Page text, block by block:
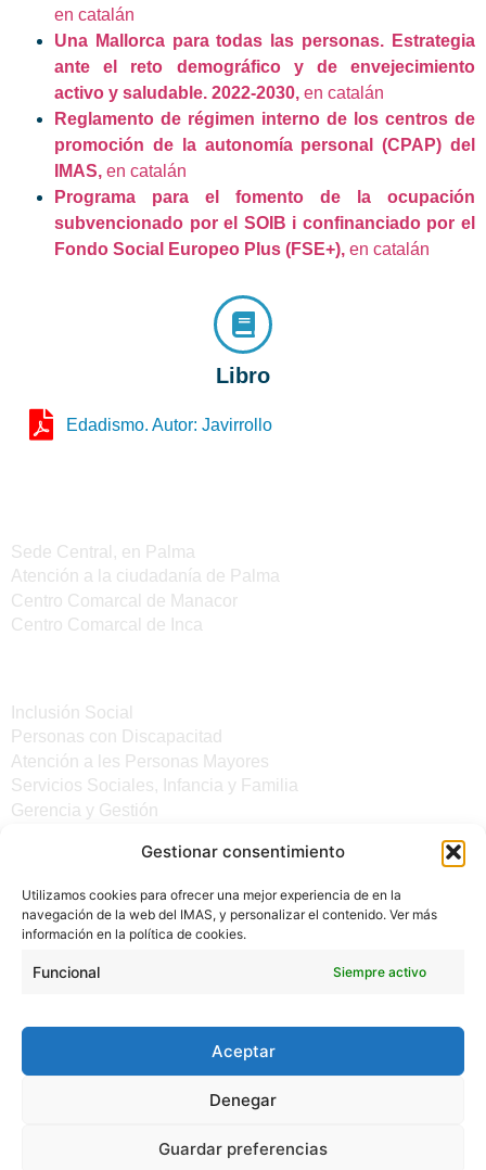
Gestionar consentimiento
Utilizamos cookies para ofrecer una mejor experiencia de en la
navegación de la web del IMAS, y personalizar el contenido. Ver más
información en la política de cookies.
Funcional Siempre activo
Aceptar
Denegar
Guardar preferencias
en catalán
Una Mallorca para todas las personas. Estrategia
ante el reto demográfico y de envejecimiento
activo y saludable. 2022-2030, en catalán
Reglamento de régimen interno de los centros de
promoción de la autonomía personal (CPAP) del
IMAS, en catalán
Programa para el fomento de la ocupación
subvencionado por el SOIB i confinanciado por el
Fondo Social Europeo Plus (FSE+), en catalán
Libro
Edadismo. Autor: Javirrollo
Sede Central, en Palma
Atención a la ciudadanía de Palma
Centro Comarcal de Manacor
Centro Comarcal de Inca
Inclusión Social
Personas con Discapacitad
Atención a les Personas Mayores
Servicios Sociales, Infancia y Familia
Gerencia y Gestión
Otros enlaces
Noticias
Sede electrónica del CiM
Protección de Datos